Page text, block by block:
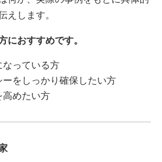
えします。
におすすめです。
なっている方
をしっかり確保したい方
高めたい方